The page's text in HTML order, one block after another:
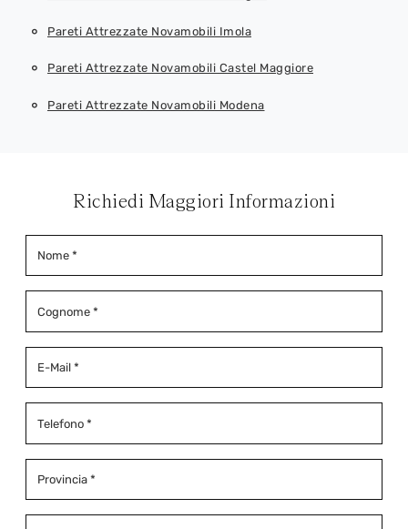
Pareti Attrezzate Novamobili Imola
Pareti Attrezzate Novamobili Castel Maggiore
Pareti Attrezzate Novamobili Modena
Richiedi Maggiori Informazioni